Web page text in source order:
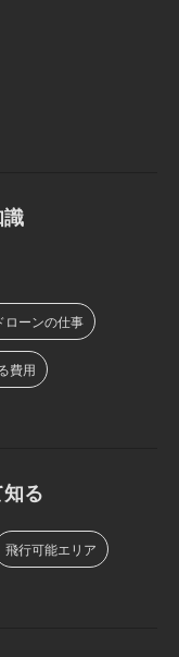
ローンの仕事
費用
る
飛行可能エリア